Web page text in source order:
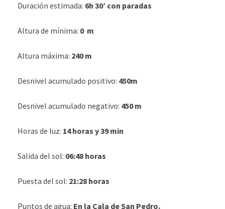
Duración estimada: 6h 30’ con paradas
Altura de mínima: 0 m
Altura máxima: 240 m
Desnivel acumulado positivo: 450m
Desnivel acumulado negativo: 450 m
Horas de luz: 14 horas y 39 min
Salida del sol: 06:48 horas
Puesta del sol: 21:28 horas
Puntos de agua: En la Cala de San Pedro.